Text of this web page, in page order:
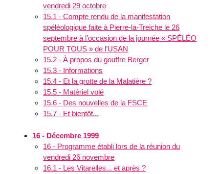
vendredi 29 octobre
15.1 - Compte rendu de la manifestation
spéléologique faite à Pierre-la-Treiche le 26
septembre à l’occasion de la journée « SPÉLÉO
POUR TOUS » de l’USAN
15.2 - À propos du gouffre Berger
15.3 - Informations
15.4 - Et la grotte de la Malatière ?
15.5 - Matériel volé
15.6 - Des nouvelles de la FSCE
15.7 - Et bientôt...
16 - Décembre 1999
16 - Programme établi lors de la réunion du
vendredi 26 novembre
16.1 - Les Vitarelles... et après ?